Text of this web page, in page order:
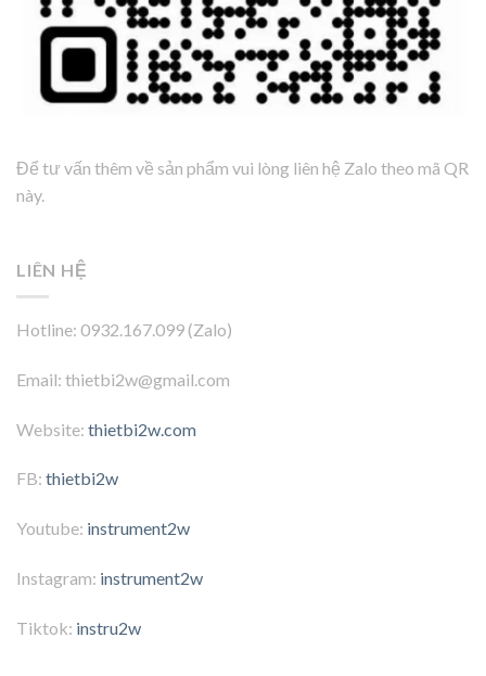
Để tư vấn thêm về sản phẩm vui lòng liên hệ Zalo theo mã QR
này.
LIÊN HỆ
Hotline: 0932.167.099 (Zalo)
Email: thietbi2w@gmail.com
Website: thietbi2w.com
FB: thietbi2w
Youtube: instrument2w
Instagram: instrument2w
Tiktok: instru2w